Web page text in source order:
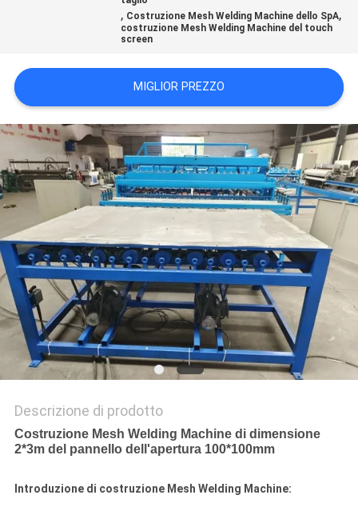
UNA
CITAZIONE
MAPPA
DEL
SITO
PRIVACY
POLICY
, Costruzione Mesh Welding Machine dello SpA,
costruzione Mesh Welding Machine del touch
screen
MIGLIOR PREZZO
Descrizione di prodotto
Costruzione Mesh Welding Machine di dimensione
2*3m del pannello dell'apertura 100*100mm
Introduzione di costruzione Mesh Welding Machine: